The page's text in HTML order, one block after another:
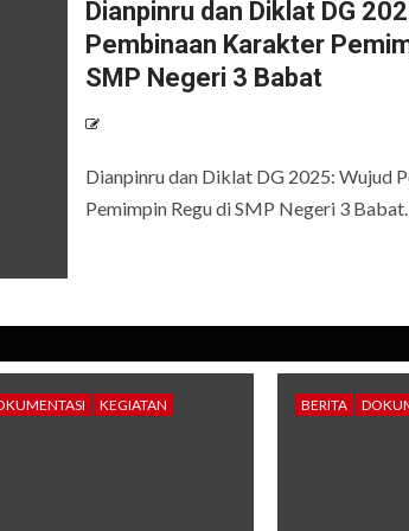
Dianpinru dan Diklat DG
Pembinaan Karakter
SMP Negeri 3 Babat
Dianpinru dan Diklat DG 2025: Wujud
Pemimpin Regu di SMP Negeri 3
KEGIATAN BERITA